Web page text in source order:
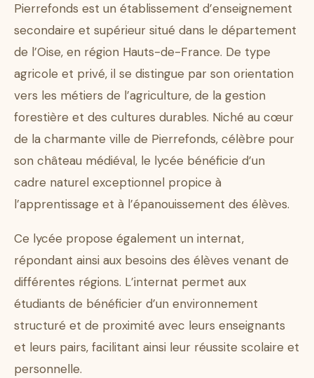
Pierrefonds est un établissement d’enseignement
secondaire et supérieur situé dans le département
de l’Oise, en région Hauts-de-France. De type
agricole et privé, il se distingue par son orientation
vers les métiers de l’agriculture, de la gestion
forestière et des cultures durables. Niché au cœur
de la charmante ville de Pierrefonds, célèbre pour
son château médiéval, le lycée bénéficie d’un
cadre naturel exceptionnel propice à
l’apprentissage et à l’épanouissement des élèves.
Ce lycée propose également un internat,
répondant ainsi aux besoins des élèves venant de
différentes régions. L’internat permet aux
étudiants de bénéficier d’un environnement
structuré et de proximité avec leurs enseignants
et leurs pairs, facilitant ainsi leur réussite scolaire et
personnelle.